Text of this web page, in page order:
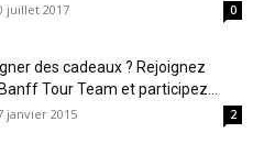
juillet 2017 0
des cadeaux ? Rejoignez
Tour Team et participez...
janvier 2015 2